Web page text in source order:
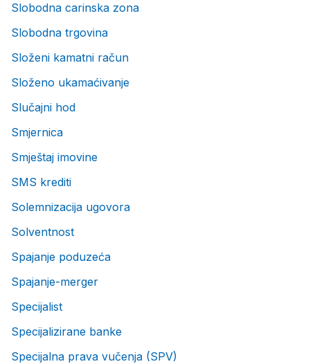
Slobodna carinska zona
Slobodna trgovina
Složeni kamatni račun
Složeno ukamaćivanje
Slučajni hod
Smjernica
Smještaj imovine
SMS krediti
Solemnizacija ugovora
Solventnost
Spajanje poduzeća
Spajanje-merger
Specijalist
Specijalizirane banke
Specijalna prava vučenja (SPV)